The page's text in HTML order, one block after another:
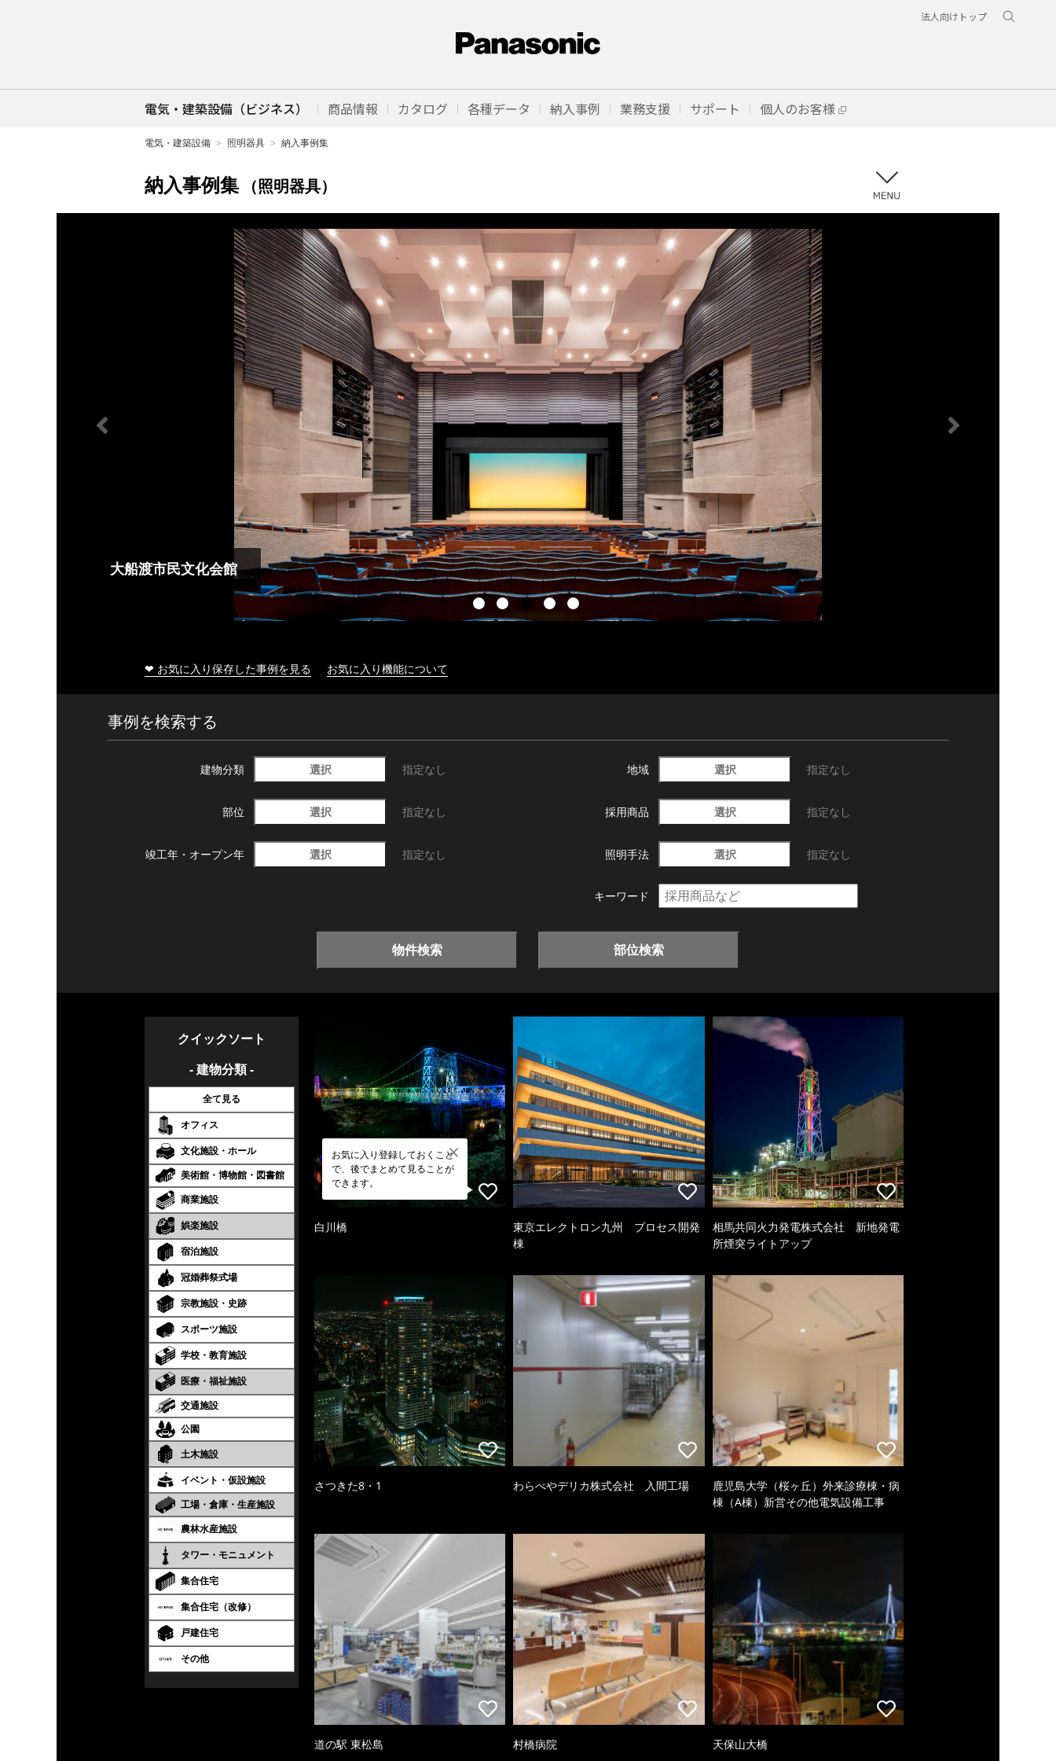
法人向けトップ
電気・建築設備（ビジネス） 商品情報 カタログ 各種データ 納入事例 業務支援 サポート 個人のお客様
電気・建築設備 照明器具 納入事例集
納入事例集 （照明器具）
大船渡市民文化会館
❤ お気に入り保存した事例を見る お気に入り機能について
事例を検索する
建物分類 選択 指定なし 地域 選択 指定なし
部位 選択 指定なし 採用商品 選択 指定なし
竣工年・ オープン年 選択 指定なし 照明手法 選択 指定なし
キーワード
物件検索 部位検索
クイックソート
- 建物分類 -
全て見る
オフィス
文化施設・ホール
美術館・博物館・図書館
商業施設
娯楽施設
宿泊施設
冠婚葬祭式場
宗教施設・史跡
スポーツ施設
学校・教育施設
医療・福祉施設
交通施設
公園
土木施設
イベント・仮設施設
工場・倉庫・生産施設
農林水産施設
タワー・モニュメント
集合住宅
集合住宅（改修）
戸建住宅
その他
お気に入り登録しておくこと
で、後でまとめて見ることが
できます。
白川橋
東京エレクトロン九州 プロセス開発
棟
相馬共同火力発電株式会社 新地発電
所煙突ライトアップ
さつきた8・1 わらべやデリカ株式会社 入間工場
鹿児島大学（桜ヶ丘）外来診療棟・病
棟（A棟）新営その他電気設備工事
道の駅 東松島 村橋病院 天保山大橋